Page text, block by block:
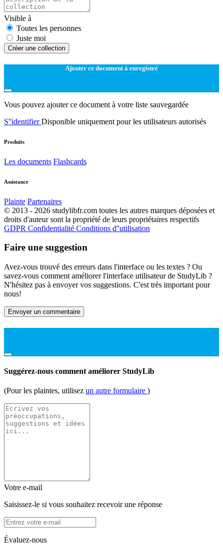
Visible à
Toutes les personnes
Juste moi
Créer une collection
Ajouter ce document à enregistré
Vous pouvez ajouter ce document à votre liste sauvegardée
S''identifierDisponible uniquement pour les utilisateurs autorisés
Produits
Les documents Flashcards
Assistance
Plainte Partenaires
© 2013 - 2026 studylibfr.com toutes les autres marques déposées et
droits d'auteur sont la propriété de leurs propriétaires respectifs
GDPR Confidentialité Conditions d''utilisation
Faire une suggestion
Avez-vous trouvé des erreurs dans l'interface ou les textes ? Ou
savez-vous comment améliorer l'interface utilisateur de StudyLib ?
N'hésitez pas à envoyer vos suggestions. C'est très important pour
nous!
Envoyer un commentaire
Suggérez-nous comment améliorer StudyLib
(Pour les plaintes, utilisez un autre formulaire )
Votre e-mail
Saisissez-le si vous souhaitez recevoir une réponse
Évaluez-nous